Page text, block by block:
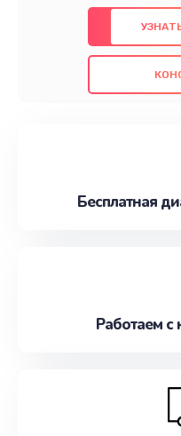
предлагаем
использованием
также гарантируем
проведенных
обслуживание,
наилучшим
Бесплатная
Работаем